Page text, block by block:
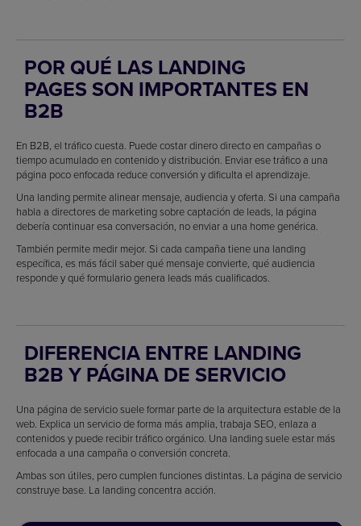
POR QUÉ LAS LANDING
PAGES SON IMPORTANTES EN
B2B
En B2B, el tráfico cuesta. Puede costar dinero directo en campañas o
tiempo acumulado en contenido y distribución. Enviar ese tráfico a una
página poco enfocada reduce conversión y dificulta el aprendizaje.
Una landing permite alinear mensaje, audiencia y oferta. Si una campaña
habla a directores de marketing sobre captación de leads, la página
debería continuar esa conversación, no enviar a una home genérica.
También permite medir mejor. Si cada campaña tiene una landing
específica, es más fácil saber qué mensaje convierte, qué audiencia
responde y qué formulario genera leads más cualificados.
DIFERENCIA ENTRE LANDING
B2B Y PÁGINA DE SERVICIO
Una página de servicio suele formar parte de la arquitectura estable de la
web. Explica un servicio de forma más amplia, trabaja SEO, enlaza a
contenidos y puede recibir tráfico orgánico. Una landing suele estar más
enfocada a una campaña o conversión concreta.
Ambas son útiles, pero cumplen funciones distintas. La página de servicio
construye base. La landing concentra acción.